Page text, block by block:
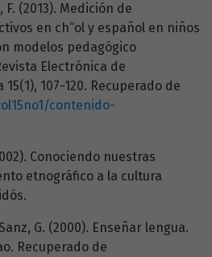
(2013). Medición de
en ch“ol y español en niños
modelos pedagógico
Electrónica de
107-120. Recuperado de
contenido-
Conociendo nuestras
etnográfico a la cultura
G. (2000). Enseñar lengua.
Recuperado de